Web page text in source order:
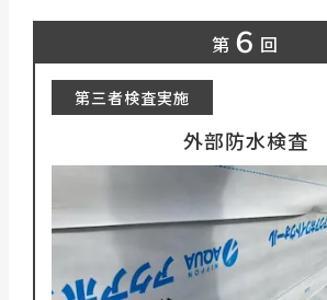
第 ６ 回
第三者検査実施
外部防水検査